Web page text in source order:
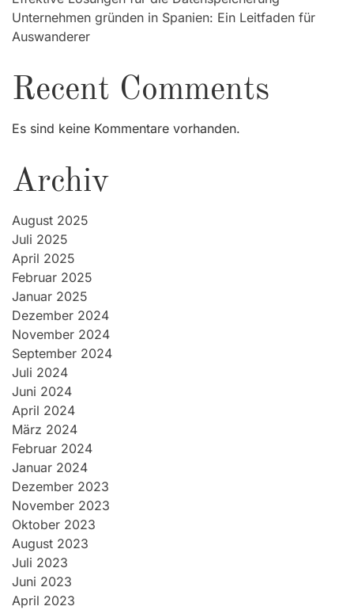
Unternehmen gründen in Spanien: Ein Leitfaden für
Auswanderer
Recent Comments
Es sind keine Kommentare vorhanden.
Archiv
August 2025
Juli 2025
April 2025
Februar 2025
Januar 2025
Dezember 2024
November 2024
September 2024
Juli 2024
Juni 2024
April 2024
März 2024
Februar 2024
Januar 2024
Dezember 2023
November 2023
Oktober 2023
August 2023
Juli 2023
Juni 2023
April 2023